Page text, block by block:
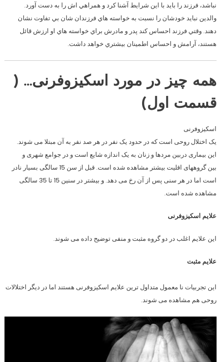
نباشد، فرزند را بايد با اين شرايط آشنا کرد و همراهي اش را به دست آورد.
والدين نبايد خودشان را نسبت به خواسته هاي فرزندان شان بي تفاوت نشان
دهند. وقتي فرزند احساس کند پدر و مادرش براي خواسته هاي او ارزش قائل
هستند، آرامش و احساس اطمينان بيشتري خواهد داشت.
همه چیز در مورد اسکیزوفرنی… (
قسمت اول)
اسکیزوفرنی
یک اختلال روحی است که در حدود یک نفر در هر صد نفر به آن مبتلا می شوند.
این بیماری دربین مردها و زنان به یک اندازه شایع است و در جوامع شهری و
بین گروههای اقلیت بیشتر مشاهده شده است. قبل از سن 15 سالگی بسیار نادر
است اما در هر سنی پس از آن رخ می دهد. و بیشتر در سنین 15 تا 35 سالگی
مشاهده شده است.
علایم اسکیزوفرنی
این علایم اغلب در دو گروه مثبت و منفی توضیح داده می شوند.
علایم مثبت
این تجربیات نا معمول متداول ترین علایم اسکیزوفرنی هستند اما در دیگر اختلالات
روحی هم مشاهده می شوند.